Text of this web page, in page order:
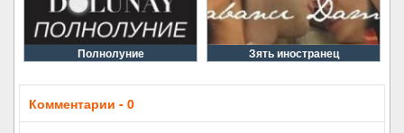
Полнолуние Зять иностранец
Комментарии - 0